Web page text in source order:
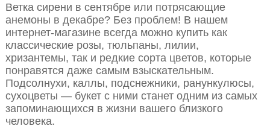
Ветка сирени в сентябре или потрясающие
анемоны в декабре? Без проблем! В нашем
интернет-магазине всегда можно купить как
классические розы, тюльпаны, лилии,
хризантемы, так и редкие сорта цветов, которые
понравятся даже самым взыскательным.
Подсолнухи, каллы, подснежники, ранункулюсы,
сухоцветы — букет с ними станет одним из самых
запоминающихся в жизни вашего близкого
человека.